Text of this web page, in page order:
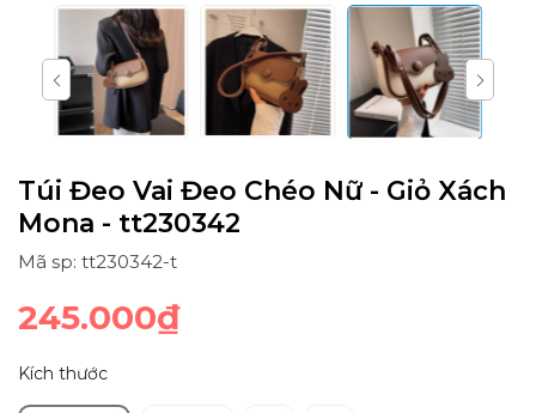
Túi Đeo Vai Đeo Chéo Nữ - Giỏ Xách
Mona - tt230342
Mã sp: tt230342-t
245.000₫
Kích thước